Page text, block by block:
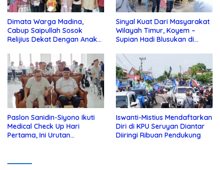
Dimata Warga Madina,
Cabup Saipullah Sosok
Relijius Dekat Dengan Anak
Sinyal Kuat Dari Masyarakat
Wilayah Timur, Koyem –
Supian Hadi Blusukan di
Paslon Sanidin-Siyono Ikuti
Medical Check Up Hari
Pertama, Ini Urutan
Iswanti-Mistius Mendaftarkan
Diri di KPU Seruyan Diantar
Diiringi Ribuan Pendukung